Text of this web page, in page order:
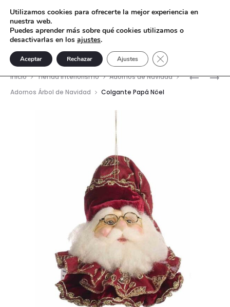
Inicio Tienda interiorismo
Adornos de Navidad
Adornos Árbol de Navidad
Colgante Papá Nöel
Utilizamos cookies para ofrecerte la mejor experiencia en
nuestra web.
Puedes aprender más sobre qué cookies utilizamos o
desactivarlas en los ajustes.
Aceptar Rechazar Ajustes Cerrar el banner de